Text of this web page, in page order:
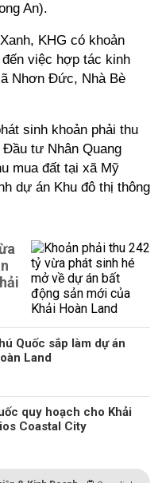
An).
KHG có khoản
việc hợp tác kinh
Nhơn Đức, Nhà Bè
sinh khoản phải thu
tư Nhân Quang
mua đất tại xã Mỹ
dự án Khu đô thị thông
Quốc sắp làm dự án
Land
quy hoạch cho Khải
Coastal City